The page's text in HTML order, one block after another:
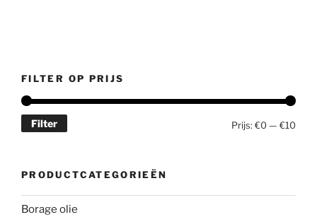
FILTER OP PRIJS
Min.
Max.
Filter Prijs: €0— €10
PRODUCTCATEGORIEËN
Borage olie